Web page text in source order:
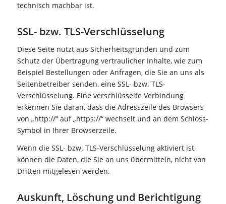
technisch machbar ist.
SSL- bzw. TLS-Verschlüsselung
Diese Seite nutzt aus Sicherheitsgründen und zum
Schutz der Übertragung vertraulicher Inhalte, wie zum
Beispiel Bestellungen oder Anfragen, die Sie an uns als
Seitenbetreiber senden, eine SSL- bzw. TLS-
Verschlüsselung. Eine verschlüsselte Verbindung
erkennen Sie daran, dass die Adresszeile des Browsers
von „http://“ auf „https://“ wechselt und an dem Schloss-
Symbol in Ihrer Browserzeile.
Wenn die SSL- bzw. TLS-Verschlüsselung aktiviert ist,
können die Daten, die Sie an uns übermitteln, nicht von
Dritten mitgelesen werden.
Auskunft, Löschung und Berichtigung